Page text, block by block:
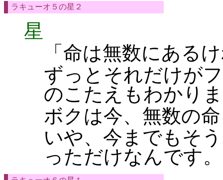
ラキューオ５の星２
星
「命は無数にある
ずっとそれだけが
のこたえもわかり
ボクは今、無数の
いや、今までもそ
っただけなんです。